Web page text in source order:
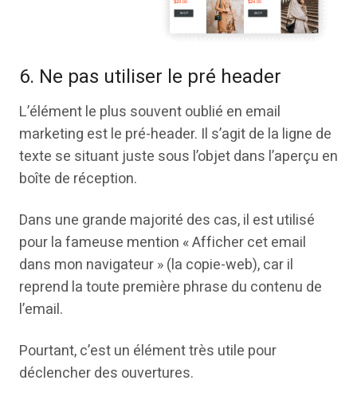
6. Ne pas utiliser le pré header
L’élément le plus souvent oublié en email
marketing est le pré-header. Il s’agit de la ligne de
texte se situant juste sous l’objet dans l’aperçu en
boîte de réception.
Dans une grande majorité des cas, il est utilisé
pour la fameuse mention « Afficher cet email
dans mon navigateur » (la copie-web), car il
reprend la toute première phrase du contenu de
l’email.
Pourtant, c’est un élément très utile pour
déclencher des ouvertures.